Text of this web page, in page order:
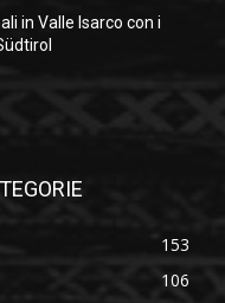
in Valle Isarco con i
153
106